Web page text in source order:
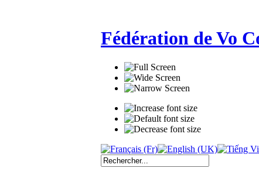
Fédération de Vo